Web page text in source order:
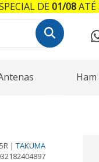
Ham
| TAKUMA
DE01/08ATÉ